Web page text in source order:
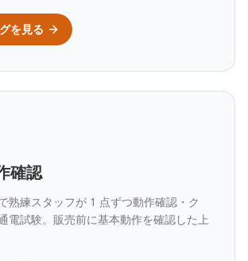
を見る
確認
熟練スタッフが 1 点ずつ動作確認・ク
電試験。販売前に基本動作を確認した上